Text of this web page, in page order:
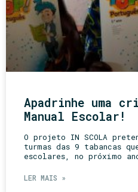
Apadrinhe uma
Manual Escolar!
O projeto IN SCOLA
turmas das 9 tabancas
escolares, no próximo
LER MAIS »